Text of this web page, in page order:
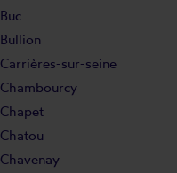
Buc
Bullion
Carrières-sur-seine
Chambourcy
Chapet
Chatou
Chavenay